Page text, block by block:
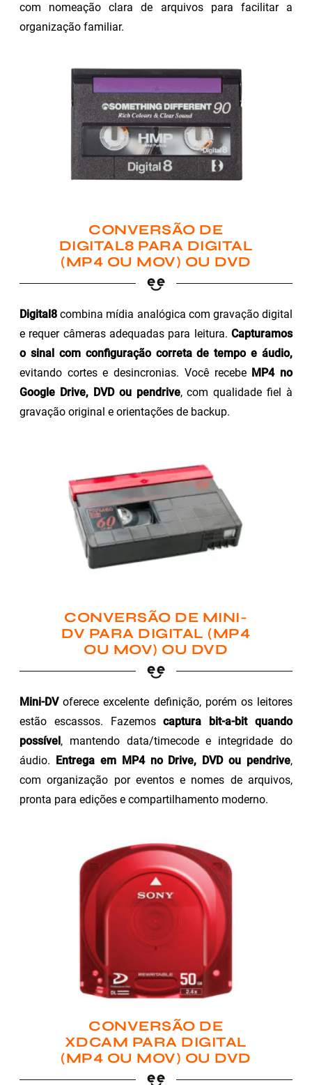
com nomeação clara de arquivos para facilitar a
organização familiar.
CONVERSÃO DE
DIGITAL8 PARA DIGITAL
(MP4 OU MOV) OU DVD
Digital8 combina mídia analógica com gravação digital
e requer câmeras adequadas para leitura. Capturamos
o sinal com configuração correta de tempo e áudio,
evitando cortes e desincronias. Você recebe MP4 no
Google Drive, DVD ou pendrive, com qualidade fiel à
gravação original e orientações de backup.
CONVERSÃO DE MINI-
DV PARA DIGITAL (MP4
OU MOV) OU DVD
Mini-DVoferece excelente definição, porém os leitores
estão escassos. Fazemoscaptura bit-a-bit quando
possível, mantendo data/timecode e integridade do
áudio. Entrega em MP4 no Drive, DVD ou pendrive,
com organização por eventos e nomes de arquivos,
pronta para edições e compartilhamento moderno.
CONVERSÃO DE
XDCAM PARA DIGITAL
(MP4 OU MOV) OU DVD